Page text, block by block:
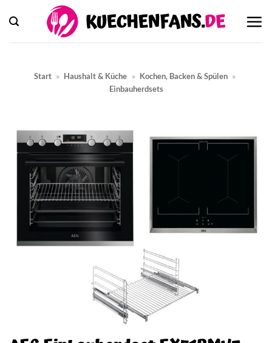
Inhalt
springen
Start » Haushalt & Küche » Kochen, Backen & Spülen »
Einbauherdsets